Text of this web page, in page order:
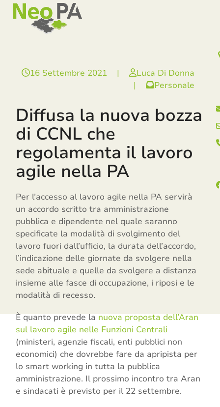
SkipOpen
mobile
menu
Close
mobile
menu
16 Settembre 2021 |
Luca Di Donna
|
Personale
Diffusa la nuova bozza
di CCNL che
regolamenta il lavoro
agile nella PA
Per l’accesso al lavoro agile nella PA servirà
un accordo scritto tra amministrazione
pubblica e dipendente nel quale saranno
specificate la modalità di svolgimento del
lavoro fuori dall’ufficio, la durata dell’accordo,
l’indicazione delle giornate da svolgere nella
sede abituale e quelle da svolgere a distanza
insieme alle fasce di occupazione, i riposi e le
modalità di recesso.
È quanto prevede lanuova proposta dell’Aran
sul lavoro agile nelle Funzioni Centrali
(ministeri, agenzie fiscali, enti pubblici non
economici) che dovrebbe fare da apripista per
lo smart working in tutta la pubblica
amministrazione. Il prossimo incontro tra Aran
e sindacati è previsto per il 22 settembre.